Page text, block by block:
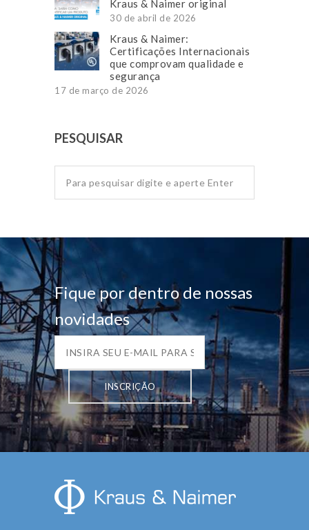
Kraus & Naimer original
30 de abril de 2026
Kraus & Naimer:
Certificações Internacionais
que comprovam qualidade e
segurança
17 de março de 2026
PESQUISAR
Fique por dentro de nossas
novidades